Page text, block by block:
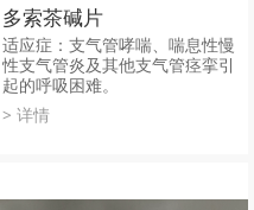
多索茶碱片
适应症：支气管哮喘、喘息性慢
性支气管炎及其他支气管痉挛引
起的呼吸困难。
> 详情